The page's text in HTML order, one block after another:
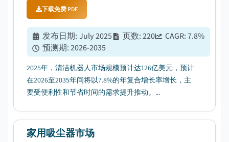
下载免费 PDF
发布日期: July 2025 页数:220 CAGR:7.8%
预测期:2026-2035
2025年，清洁机器人市场规模预计达126亿美元，预计
在2026至2035年间将以7.8%的年复合增长率增长，主
要受便利性和节省时间的需求提升推动。...
家用吸尘器市场